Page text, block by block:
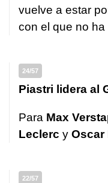
vuelve a estar
con el que no
24/57
Piastri lidera al
Para Max
Leclerc y Oscar
22/57